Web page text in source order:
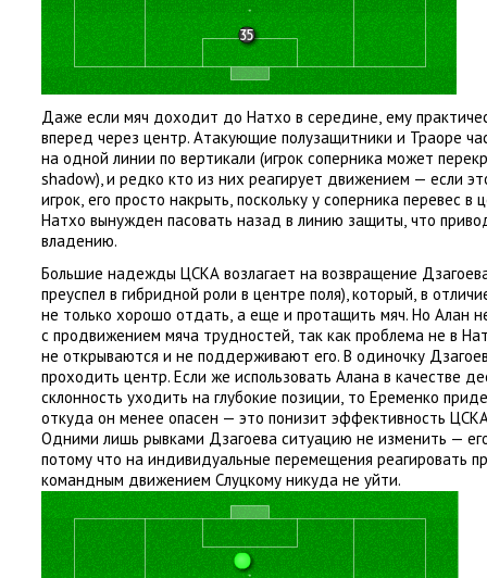
Даже если мяч доходит до Натхо в середине, ему
вперед через центр. Атакующие полузащитники и Траоре
на одной линии по вертикали (игрок соперника может
shadow), и редко кто из них реагирует движением — если
игрок, его просто накрыть, поскольку у соперника перевес в
Натхо вынужден пасовать назад в линию защиты, что
владению.
Большие надежды ЦСКА возлагает на возвращение
преуспел в гибридной роли в центре поля), который, в
не только хорошо отдать, а еще и протащить мяч. Но Алан
с продвижением мяча трудностей, так как проблема не в
не открываются и не поддерживают его. В одиночку
проходить центр. Если же использовать Алана в качестве
склонность уходить на глубокие позиции, то Еременко
откуда он менее опасен — это понизит эффективность
Одними лишь рывками Дзагоева ситуацию не изменить —
потому что на индивидуальные перемещения реагировать
командным движением Слуцкому никуда не уйти.